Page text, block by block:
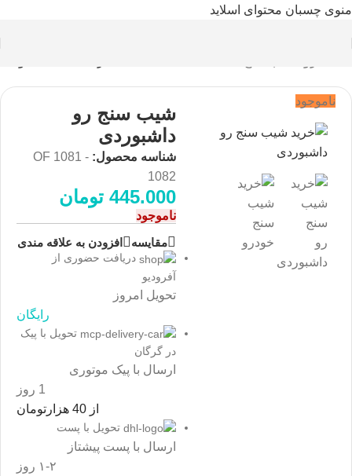
منوی چسبان محتوای اسلاید
ناموجود
شیب سنج رو
داشبوردی
شناسه محصول: OF 1081 -
1082
445.000 تومان
ناموجود
مقايسه افزودن به علاقه مندی
دریافت حضوری از
آفرودیو
تحویل امروز
رایگان
تحویل با پیک
در گرگان
ارسال با پیک موتوری
1 روز
از 40 هزارتومان
تحویل با پست
ارسال با پست پیشتاز
۱-۲ روز